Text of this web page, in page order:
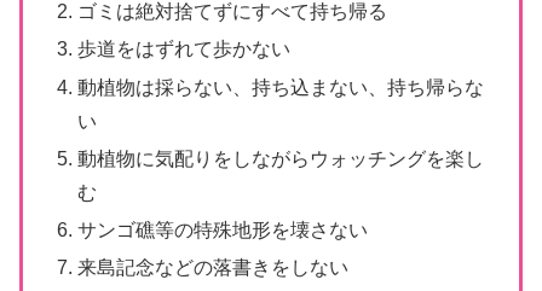
ゴミは絶対捨てずにすべて持ち帰る
歩道をはずれて歩かない
動植物は採らない、持ち込まない、持ち帰らな
い
動植物に気配りをしながらウォッチングを楽し
む
サンゴ礁等の特殊地形を壊さない
来島記念などの落書きをしない